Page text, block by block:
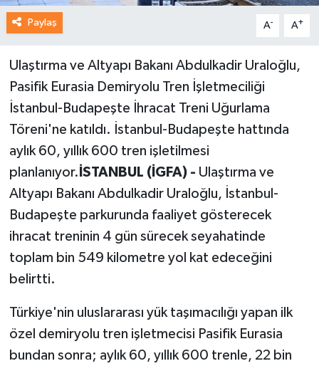
Paylaş A- A+
Ulaştırma ve Altyapı Bakanı Abdulkadir Uraloğlu,
Pasifik Eurasia Demiryolu Tren İşletmeciliği
İstanbul-Budapeşte İhracat Treni Uğurlama
Töreni'ne katıldı. İstanbul-Budapeşte hattında
aylık 60, yıllık 600 tren işletilmesi
planlanıyor. İSTANBUL (İGFA) - Ulaştırma ve
Altyapı Bakanı Abdulkadir Uraloğlu, İstanbul-
Budapeşte parkurunda faaliyet gösterecek
ihracat treninin 4 gün sürecek seyahatinde
toplam bin 549 kilometre yol kat edeceğini
belirtti.
Türkiye'nin uluslararası yük taşımacılığı yapan ilk
özel demiryolu tren işletmecisi Pasifik Eurasia
bundan sonra; aylık 60, yıllık 600 trenle, 22 bin